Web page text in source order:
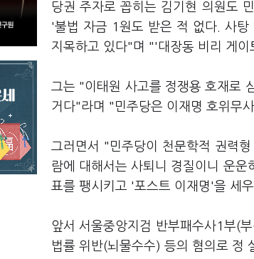
당권 주자로 꼽히는 김기현 의원도
'불법 자금 1원도 받은 적 없다. 사
지목하고 있다"며 "'대장동 비리 게
그는 "이태원 사고를 정쟁용 호재로
거다"라며 "민주당은 이재명 호위무
그러면서 "민주당이 천문학적 권력
람에 대해서는 사퇴니 경질이니 운
표를 팽시키고 '포스트 이재명'을 세
앞서 서울중앙지검 반부패수사1부(
법률 위반(뇌물수수) 등의 혐의로 정